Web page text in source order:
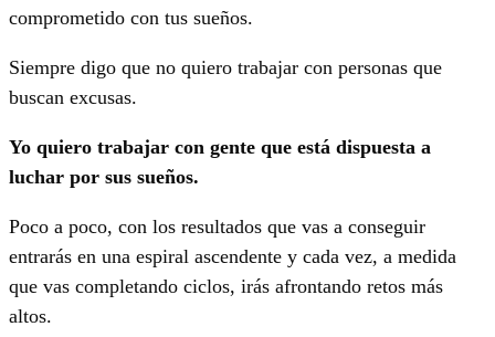
comprometido con tus sueños.
Siempre digo que no quiero trabajar con personas que
buscan excusas.
Yo quiero trabajar con gente que está dispuesta a
luchar por sus sueños.
Poco a poco, con los resultados que vas a conseguir
entrarás en una espiral ascendente y cada vez, a medida
que vas completando ciclos, irás afrontando retos más
altos.